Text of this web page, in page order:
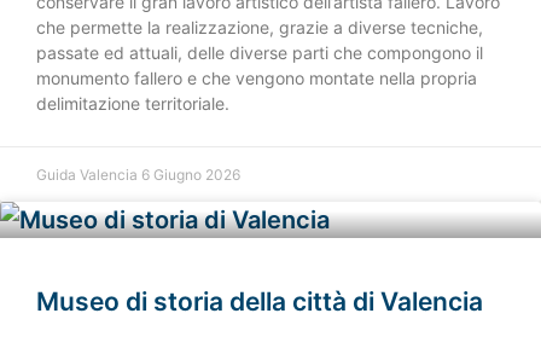
che permette la realizzazione, grazie a diverse tecniche,
passate ed attuali, delle diverse parti che compongono il
monumento fallero e che vengono montate nella propria
delimitazione territoriale.
Guida Valencia 6 Giugno 2026
Museo di storia della città di Valencia